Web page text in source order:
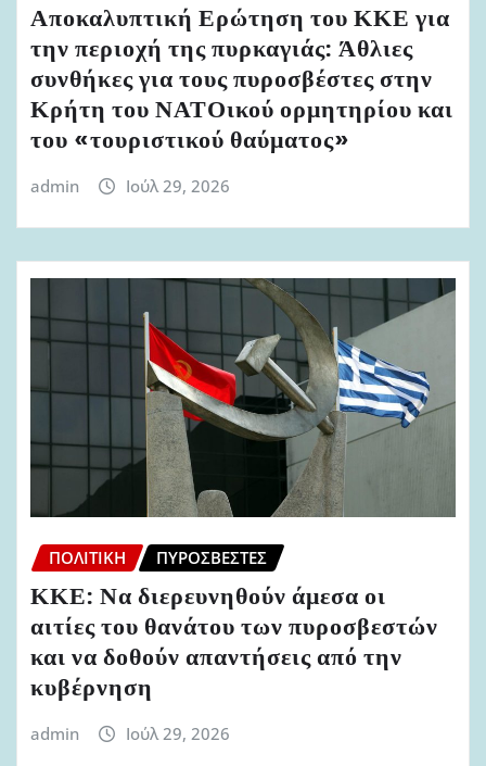
Αποκαλυπτική Ερώτηση του ΚΚΕ για
την περιοχή της πυρκαγιάς: Άθλιες
συνθήκες για τους πυροσβέστες στην
Κρήτη του ΝΑΤΟικού ορμητηρίου και
του «τουριστικού θαύματος»
admin Ιούλ 29, 2026
ΠΟΛΙΤΙΚΉ ΠΥΡΟΣΒΈΣΤΕΣ
ΚΚΕ: Να διερευνηθούν άμεσα οι
αιτίες του θανάτου των πυροσβεστών
και να δοθούν απαντήσεις από την
κυβέρνηση
admin Ιούλ 29, 2026